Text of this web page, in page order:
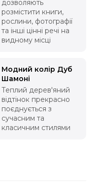
дозволяють
розмістити книги,
рослини, фотографії
та інші цінні речі на
видному місці
Модний колір Дуб
Шамоні
Теплий дерев'яний
відтінок прекрасно
поєднується з
сучасним та
класичним стилями